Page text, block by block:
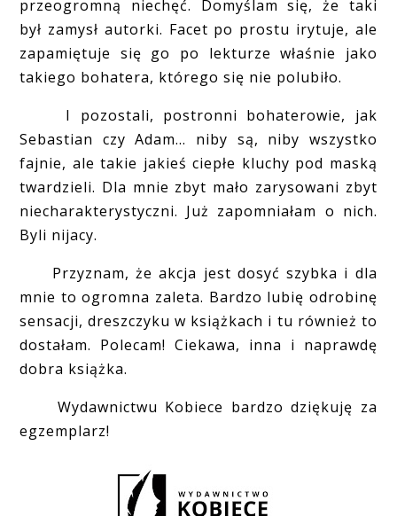
przeogromną niechęć. Domyślam się, że taki
był zamysł autorki. Facet po prostu irytuje, ale
zapamiętuje się go po lekturze właśnie jako
takiego bohatera, którego się nie polubiło.
I pozostali, postronni bohaterowie, jak
Sebastian czy Adam... niby są, niby wszystko
fajnie, ale takie jakieś ciepłe kluchy pod maską
twardzieli. Dla mnie zbyt mało zarysowani zbyt
niecharakterystyczni. Już zapomniałam o nich.
Byli nijacy.
Przyznam, że akcja jest dosyć szybka i dla
mnie to ogromna zaleta. Bardzo lubię odrobinę
sensacji, dreszczyku w książkach i tu również to
dostałam. Polecam! Ciekawa, inna i naprawdę
dobra książka.
Wydawnictwu Kobiece bardzo dziękuję za
egzemplarz!